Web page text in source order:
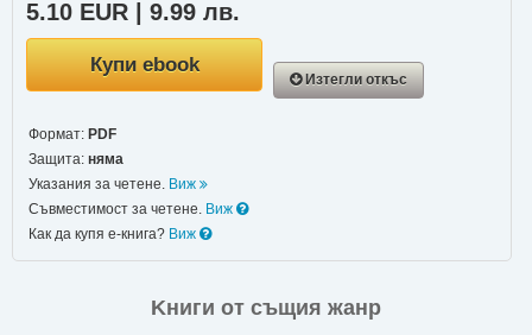
5.10 EUR | 9.99 лв.
Купи ebook
Изтегли откъс
Формат: PDF
Защита: няма
Указания за четене. Виж
Съвместимост за четене. Виж
Как да купя е-книга? Виж
Kниги от същия жанр